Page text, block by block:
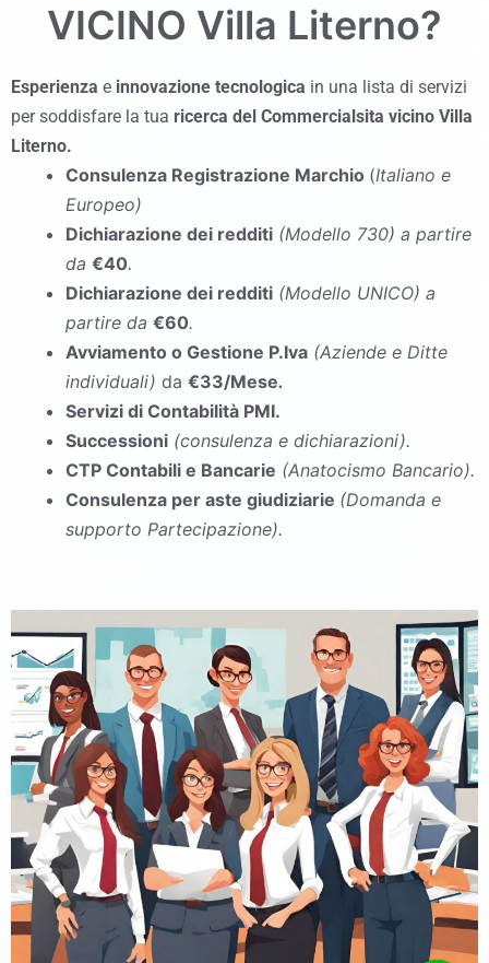
VICINO Villa Literno?
Esperienza e innovazione tecnologica in una lista di servizi
per soddisfare la tua ricerca del Commercialsita vicino Villa
Literno.
Consulenza Registrazione Marchio (Italiano e
Europeo)
Dichiarazione dei redditi (Modello 730) a partire
da €40.
Dichiarazione dei redditi (Modello UNICO) a
partire da €60.
Avviamento o Gestione P.Iva (Aziende e Ditte
individuali) da €33/Mese.
Servizi di Contabilità PMI.
Successioni (consulenza e dichiarazioni).
CTP Contabili e Bancarie (Anatocismo Bancario).
Consulenza per aste giudiziarie (Domanda e
supporto Partecipazione).